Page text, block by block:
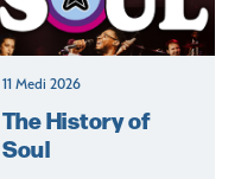
11 Medi 2026
The History of
Soul